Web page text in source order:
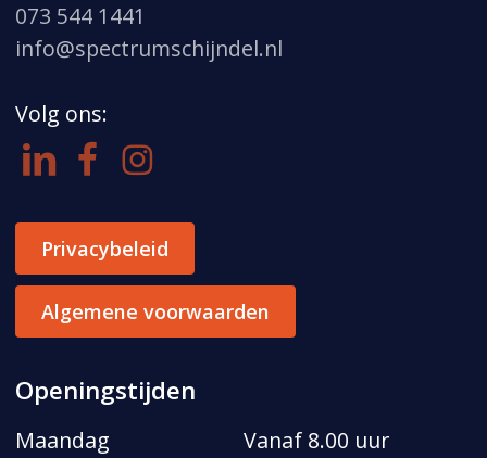
073 544 1441
info@spectrumschijndel.nl
Volg ons:
Privacybeleid
Algemene voorwaarden
Openingstijden
Maandag
Vanaf 8.00 uur